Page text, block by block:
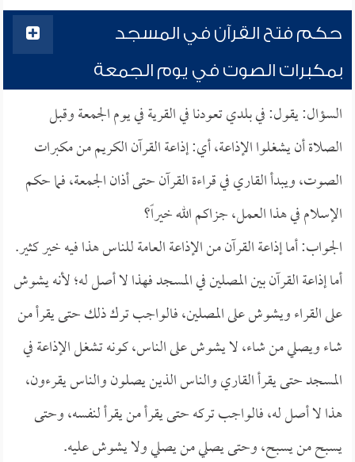
حكم فتح القرآن في المسجد
بمكبرات الصوت في يوم الجمعة
السؤال: يقول: في بلدي تعودنا في القرية في يوم الجمعة وقبل
الصلاة أن يشغلوا الإذاعة، أي: إذاعة القرآن الكريم من مكبرات
الصوت، ويبدأ القاري في قراءة القرآن حتى أذان الجمعة، فما حكم
الإسلام في هذا العمل، جزاكم الله خيراً؟
الجواب: أما إذاعة القرآن من الإذاعة العامة للناس هذا فيه خير كثير.
أما إذاعة القرآن بين المصلين في المسجد فهذا لا أصل له؛ لأنه يشوش
على القراء ويشوش على المصلين، فالواجب ترك ذلك حتى يقرأ من
شاء ويصلي من شاء، لا يشوش على الناس، كونه تشغل الإذاعة في
المسجد حتى يقرأ القاري والناس الذين يصلون والناس يقرءون،
هذا لا أصل له، فالواجب تركه حتى يقرأ من يقرأ لنفسه، وحتى
يسبح من يسبح، وحتى يصلي من يصلي ولا يشوش عليه.